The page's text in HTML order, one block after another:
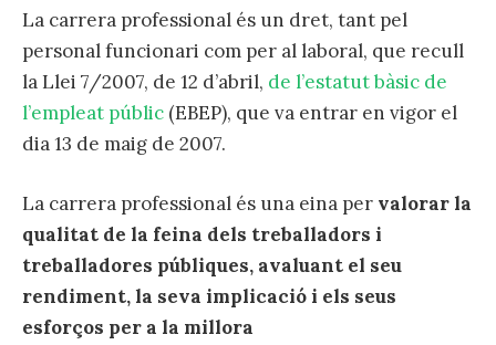
La carrera professional és un dret, tant pel
personal funcionari com per al laboral, que recull
la Llei 7/2007, de 12 d’abril, de l’estatut bàsic de
l’empleat públic (EBEP), que va entrar en vigor el
dia 13 de maig de 2007.
La carrera professional és una eina per valorar la
qualitat de la feina dels treballadors i
treballadores públiques, avaluant el seu
rendiment, la seva implicació i els seus
esforços per a la millora